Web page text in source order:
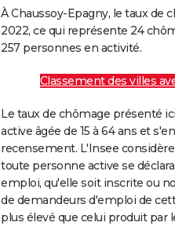
À Chaussoy-Epagny, le taux de
2022, ce qui représente 24
257 personnes en activité.
Classement des villes
Le taux de chômage présenté
active âgée de 15 à 64 ans et
recensement. L'Insee
toute personne active se
emploi, qu'elle soit inscrite ou
de demandeurs d'emploi de
plus élevé que celui produit par